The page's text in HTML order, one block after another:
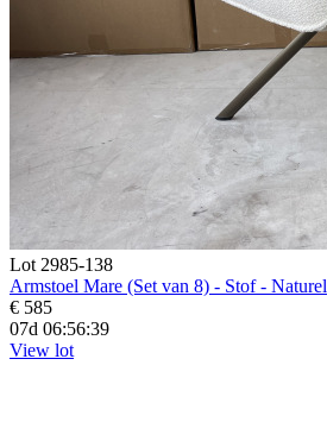
Lot 2985-138
Armstoel Mare (Set van 8) - Stof - Naturel
€ 585
07d 06:56:38
View lot